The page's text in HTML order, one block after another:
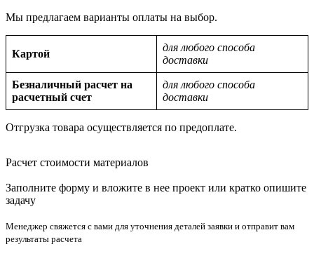
Мы предлагаем варианты оплаты на выбор.
Картой
для любого способа
доставки
Безналичный расчет на
расчетный счет
для любого способа
доставки
Отгрузка товара осуществляется по предоплате.
Расчет стоимости материалов
Заполните форму и вложите в нее проект или кратко опишите
задачу
Менеджер свяжется с вами для уточнения деталей заявки и отправит вам
результаты расчета